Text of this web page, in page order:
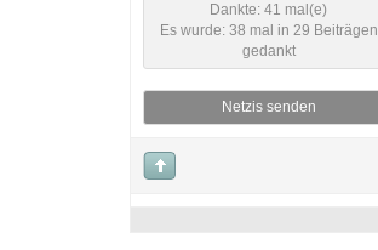
Dankte: 41 mal(e)
Es wurde: 38 mal in 29 Beiträgen
gedankt
Netzis senden